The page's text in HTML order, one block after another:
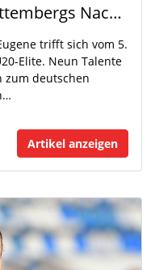
Eugene ruft: Baden-Württembergs Nachwuchs greift nach der Weltspitze
trifft sich vom 5.
Elite. Neun Talente
zum deutschen
Artikel anzeigen